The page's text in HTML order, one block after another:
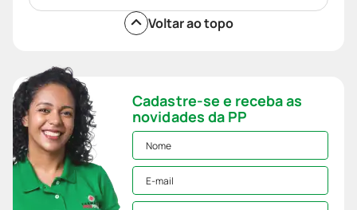
Voltar ao topo
Cadastre-se e receba as
novidades da PP